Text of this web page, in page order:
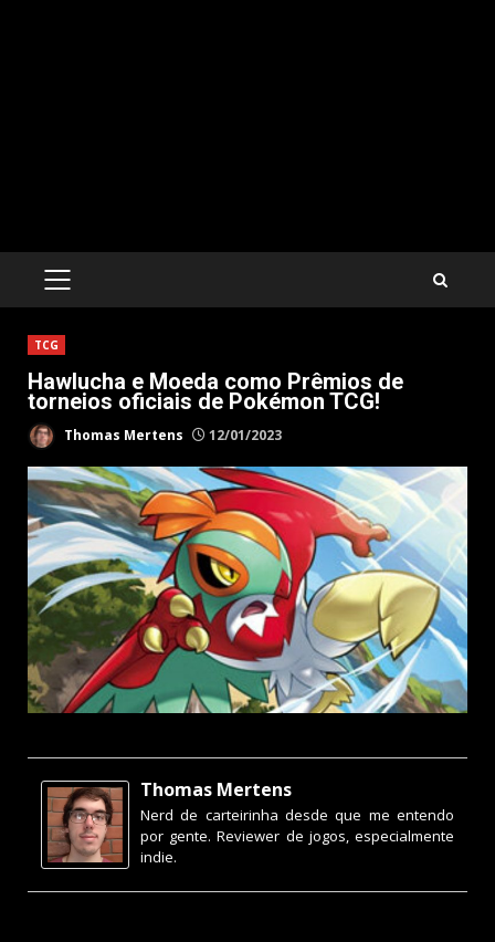
PRIMARY
TCG
Hawlucha e Moeda como Prêmios de
torneios oficiais de Pokémon TCG!
Thomas Mertens 12/01/2023
Thomas Mertens
Nerd de carteirinha desde que me entendo
por gente. Reviewer de jogos, especialmente
indie.